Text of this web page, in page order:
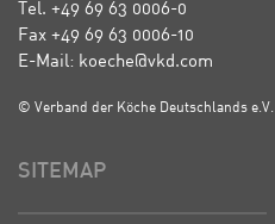
Tel. +49 69 63 0006-0
Fax +49 69 63 0006-10
E-Mail: koeche@vkd.com
© Verband der Köche Deutschlands e.V.
SITEMAP